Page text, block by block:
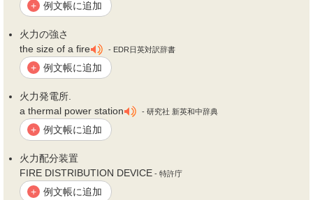
+ 例文帳に追加
火力の強さ
the size of a fire
- EDR日英対訳辞書
+ 例文帳に追加
火力発電所.
a thermal power station
- 研究社 新英和中辞典
+ 例文帳に追加
火力配分装置
FIRE DISTRIBUTION DEVICE - 特許庁
+ 例文帳に追加